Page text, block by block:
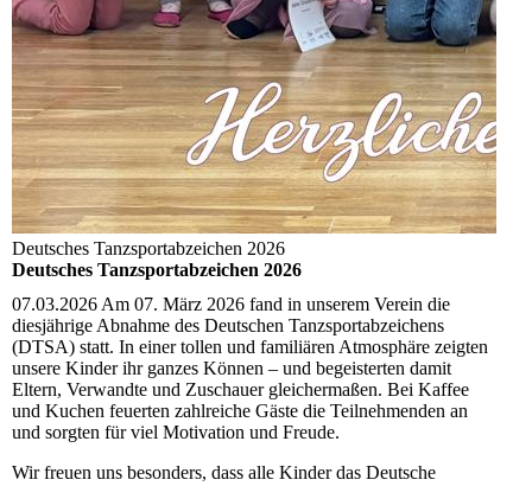
Deutsches Tanzsportabzeichen 2026
Deutsches Tanzsportabzeichen 2026
07.03.2026 Am 07. März 2026 fand in unserem Verein die
diesjährige Abnahme des Deutschen Tanzsportabzeichens
(DTSA) statt. In einer tollen und familiären Atmosphäre zeigten
unsere Kinder ihr ganzes Können – und begeisterten damit
Eltern, Verwandte und Zuschauer gleichermaßen. Bei Kaffee
und Kuchen feuerten zahlreiche Gäste die Teilnehmenden an
und sorgten für viel Motivation und Freude.
Wir freuen uns besonders, dass alle Kinder das Deutsche